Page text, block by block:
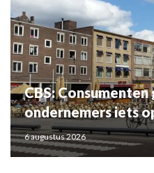
CBS:
ondernemers iets
6 augustus 2026